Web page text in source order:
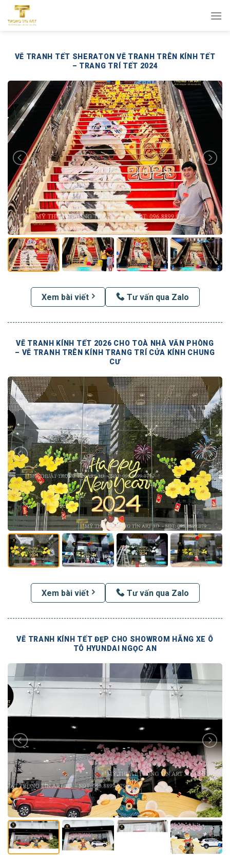
qua
VẼ TRANH TẾT SHERATON VẼ TRANH TRÊN KÍNH TẾT
– TRANG TRÍ TẾT 2024
Xem bài viết Tư vấn qua Zalo
VẼ TRANH KÍNH TẾT 2026 CHO TOÀ NHÀ VĂN PHÒNG
– VẼ TRANH TRÊN KÍNH TRANG TRÍ CỬA KÍNH CHUNG
CƯ
Xem bài viết Tư vấn qua Zalo
VẼ TRANH KÍNH TẾT ĐẸP CHO SHOWROM HÃNG XE Ô
TÔ HYUNDAI NGỌC AN